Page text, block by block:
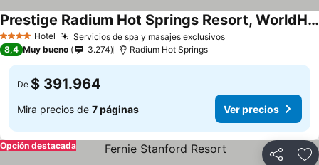
4 EstrellasHotel Servicios de spa y masajes exclusivos
Prestige Radium Hot Springs Resort, WorldHotels Crafted
8,4 Muy bueno 3.274 Radium Hot Springs
De $ 391.964
Mira precios de 7 páginas Ver precios
Compartir
Opción destacada